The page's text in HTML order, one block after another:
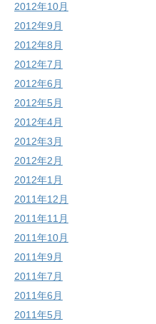
2012年10月
2012年9月
2012年8月
2012年7月
2012年6月
2012年5月
2012年4月
2012年3月
2012年2月
2012年1月
2011年12月
2011年11月
2011年10月
2011年9月
2011年7月
2011年6月
2011年5月